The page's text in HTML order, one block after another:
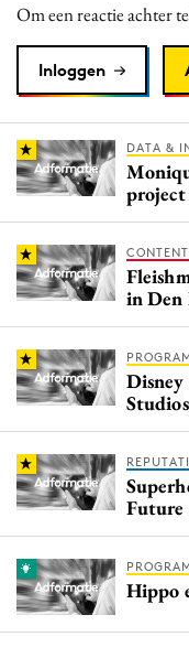
Om een reactie achter
Inloggen
DATA &
in Den
Studios
Future
Hippo